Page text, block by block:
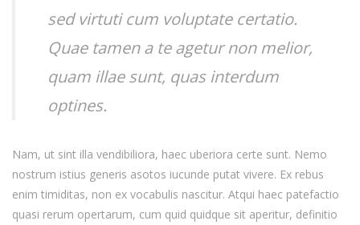
sed virtuti cum voluptate certatio.
Quae tamen a te agetur non melior,
quam illae sunt, quas interdum
optines.
Nam, ut sint illa vendibiliora, haec uberiora certe sunt. Nemo
nostrum istius generis asotos iucunde putat vivere. Ex rebus
enim timiditas, non ex vocabulis nascitur. Atqui haec patefactio
quasi rerum opertarum, cum quid quidque sit aperitur, definitio